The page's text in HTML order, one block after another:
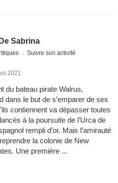
Sabrina
Suivre son activité
2021
du bateau pirate Walrus,
dans le but de s’emparer de ses
contiennent va dépasser toutes
à la poursuite de l’Urca de
rempli d’or. Mais l’amirauté
la colonie de New
Une première ...